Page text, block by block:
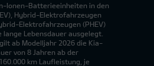
Ionen-Batterieeinheiten in den
Hybrid-Elektrofahrzeugen
Elektrofahrzeugen (PHEV)
lange Lebensdauer ausgelegt.
ab Modelljahr 2026 die Kia-
von 8 Jahren ab der
km Laufleistung, je